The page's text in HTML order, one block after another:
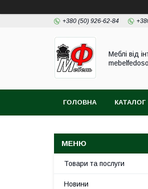
+380 (50) 926-62-84
Меблі від
ГОЛОВНА КАТАЛОГ
Товари та послуги
Новини